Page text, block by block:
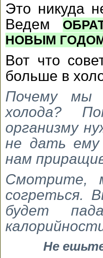
Это никуда
Ведем
НОВЫМ
Вот что
больше в
Почему мы
холода?
организму
не дать ему
нам
Смотрите,
согреться.
будет
Не